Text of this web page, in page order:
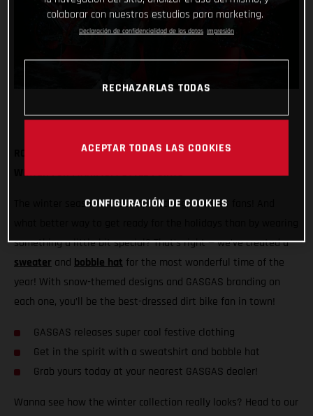
ROCK OUR FESTIVE SWEATSHIRT AND BOBBLE HAT THIS
WINTER FOR MAXIMUM STYLE POINTS
The winter season is fast approaching, GASGAS fans! And
something a little bit special? That’s right — we’ve created a
sweater and bobble hat for the most wonderful time of the
year! With snow-themed designs and GASGAS branding on
each one, you’ll be the best-dressed dirt bike fan in town!
GASGAS releases super cool festive clothing
Get in the spirit with a sweatshirt and bobble hat
Grab yours today at your nearest GASGAS dealer!
Wanna see how the winter collection really looks? Head to our
colaborar con nuestros estudios para marketing.
Declaración de confidencialidad de los datos Impresión
RECHAZARLAS TODAS
ACEPTAR TODAS LAS COOKIES
CONFIGURACIÓN DE COOKIES